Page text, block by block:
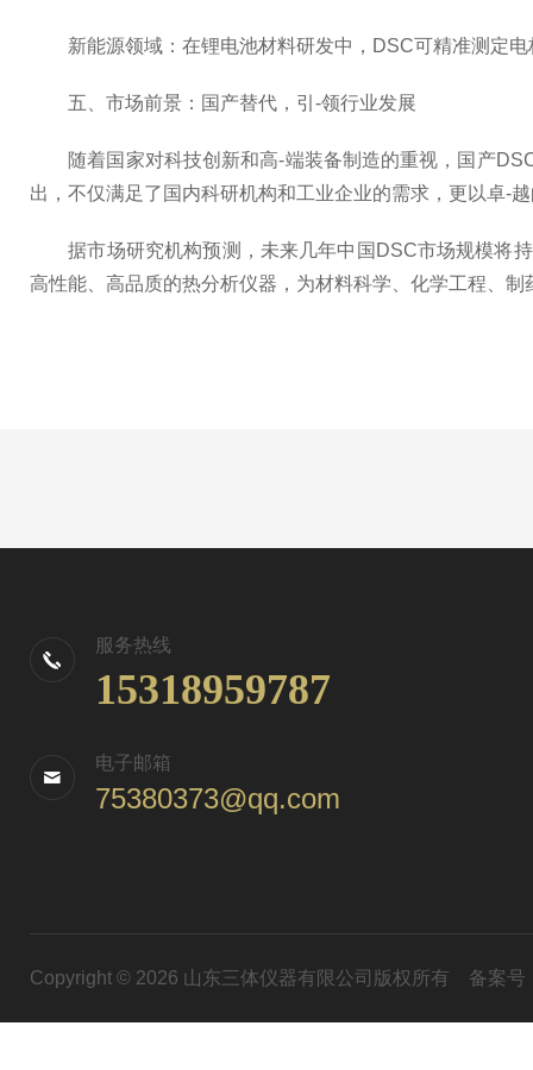
新能源领域：在锂电池材料研发中，DSC可精准测定电
五、市场前景：国产替代，引-领行业发展
随着国家对科技创新和高-端装备制造的重视，国产DSC
出，不仅满足了国内科研机构和工业企业的需求，更以卓-
据市场研究机构预测，未来几年中国DSC市场规模将持
高性能、高品质的热分析仪器，为材料科学、化学工程、
服务热线
15318959787
电子邮箱
75380373@qq.com
Copyright © 2026 山东三体仪器有限公司版权所有 备案号